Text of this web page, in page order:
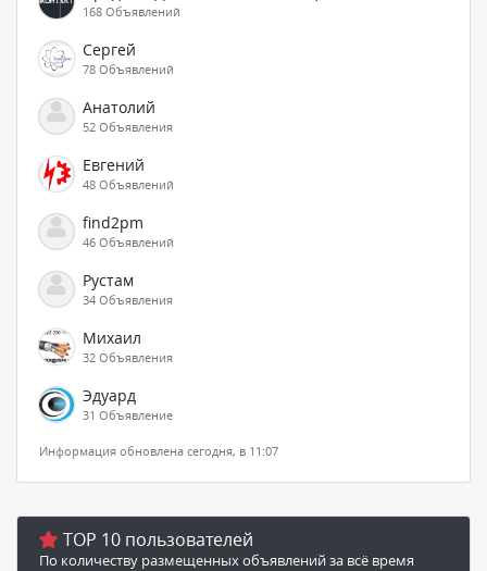
168 Объявлений
Сергей
78 Объявлений
Анатолий
52 Объявления
Евгений
48 Объявлений
find2pm
46 Объявлений
Рустам
34 Объявления
Михаил
32 Объявления
Эдуард
31 Объявление
Информация обновлена сегодня, в 11:07
TOP 10 пользователей
По количеству размещенных объявлений за всё время